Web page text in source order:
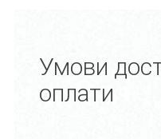
Умови
оплати